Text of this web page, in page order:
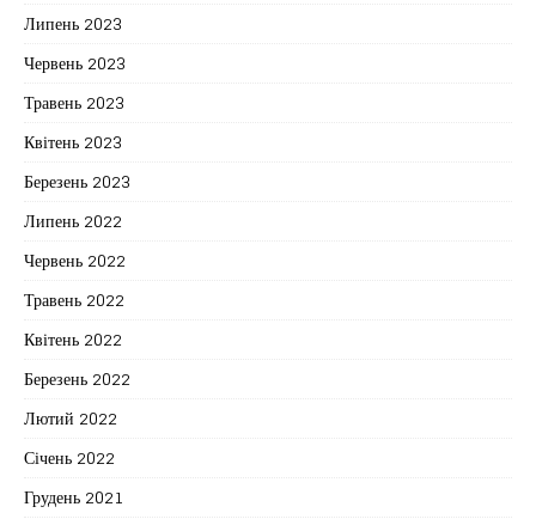
Липень 2023
Червень 2023
Травень 2023
Квітень 2023
Березень 2023
Липень 2022
Червень 2022
Травень 2022
Квітень 2022
Березень 2022
Лютий 2022
Січень 2022
Грудень 2021